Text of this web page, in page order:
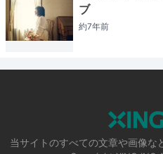
ブ
約7年前
当サイトのすべての文章や画像な